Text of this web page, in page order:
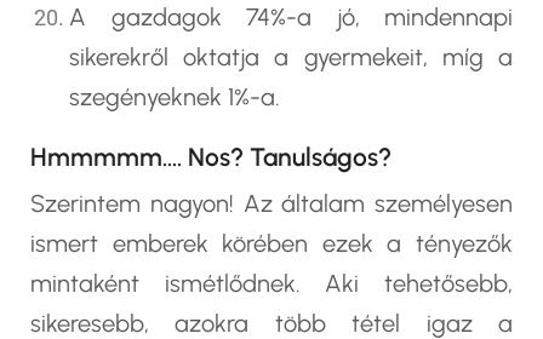
A gazdagok 74%-a jó, mindennapi
sikerekről oktatja a gyermekeit, míg a
szegényeknek 1%-a.
Hmmmmm…. Nos? Tanulságos?
Szerintem nagyon! Az általam személyesen
ismert emberek körében ezek a tényezők
mintaként ismétlődnek. Aki tehetősebb,
sikeresebb, azokra több tétel igaz a